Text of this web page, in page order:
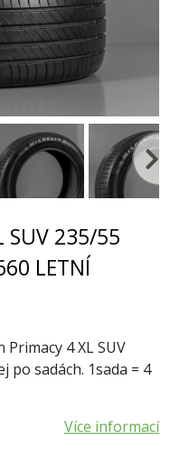
SUV 235/55
LETNÍ
4 XL SUV
po sadách. 1sada = 4
Více informací